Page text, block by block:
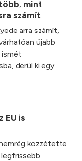
mint
számít
arra számít,
újabb
ismét
derül ki egy
EU is
közzétette